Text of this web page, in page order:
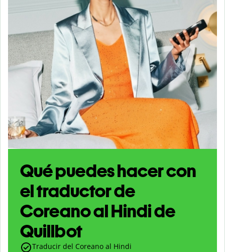
Qué puedes hacer con
el traductor de
Coreano al Hindi de
Quillbot
Traducir del Coreano al Hindi